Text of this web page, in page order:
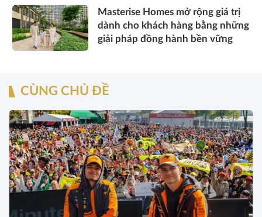
Masterise Homes mở rộng giá trị
dành cho khách hàng bằng những
giải pháp đồng hành bền vững
CÙNG CHỦ ĐỀ